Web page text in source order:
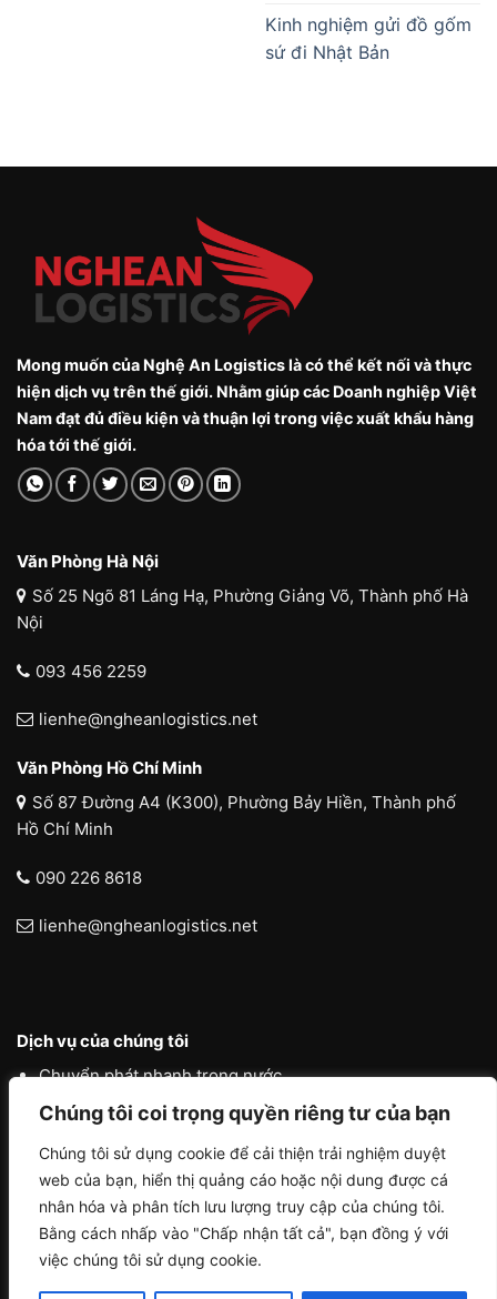
Chúng tôi coi trọng quyền riêng tư của bạn
Chúng tôi sử dụng cookie để cải thiện trải nghiệm duyệt
web của bạn, hiển thị quảng cáo hoặc nội dung được cá
nhân hóa và phân tích lưu lượng truy cập của chúng tôi.
Bằng cách nhấp vào "Chấp nhận tất cả", bạn đồng ý với
việc chúng tôi sử dụng cookie.
Kinh nghiệm gửi đồ gốm
sứ đi Nhật Bản
Mong muốn của Nghệ An Logistics là có thể kết nối và thực
hiện dịch vụ trên thế giới. Nhằm giúp các Doanh nghiệp Việt
Nam đạt đủ điều kiện và thuận lợi trong việc xuất khẩu hàng
hóa tới thế giới.
Văn Phòng Hà Nội
Số 25 Ngõ 81 Láng Hạ, Phường Giảng Võ, Thành phố Hà
Nội
093 456 2259
lienhe@ngheanlogistics.net
Văn Phòng Hồ Chí Minh
Số 87 Đường A4 (K300), Phường Bảy Hiền, Thành phố
Hồ Chí Minh
090 226 8618
lienhe@ngheanlogistics.net
Dịch vụ của chúng tôi
Chuyển phát nhanh trong nước
Chuyển phát nhanh quốc tế
Liên vận quốc tế
Logistics vận tải nội địa